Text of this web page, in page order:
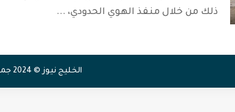
ذلك من خلال منفذ الهوي الحدودي، ...
الخليج نيوز © 2024 جميع الحقوق محفوظة.